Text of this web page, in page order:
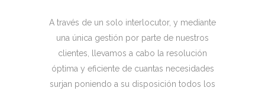
A través de un solo interlocutor, y mediante
una única gestión por parte de nuestros
clientes, llevamos a cabo la resolución
óptima y eficiente de cuantas necesidades
surjan poniendo a su disposición todos los